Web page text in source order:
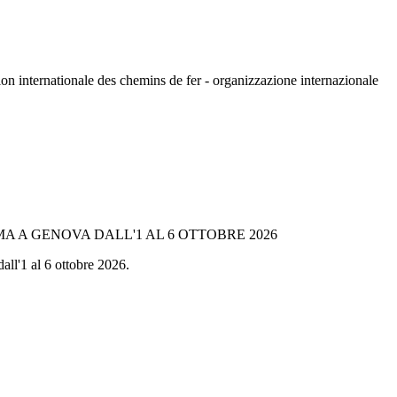
internationale des chemins de fer - organizzazione internazionale
A GENOVA DALL'1 AL 6 OTTOBRE 2026
al 6 ottobre 2026.